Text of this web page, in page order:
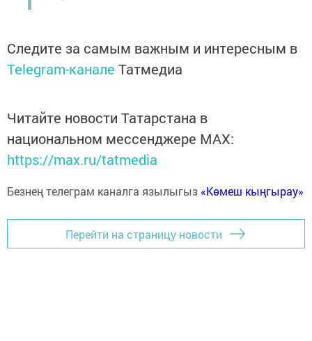
Следите за самым важным и интересным в
Telegram-канале Татмедиа
Читайте новости Татарстана в
национальном мессенджере MАХ:
https://max.ru/tatmedia
Безнең телеграм каналга язылыгыз «Көмеш кыңгырау»
Перейти на страницу новости